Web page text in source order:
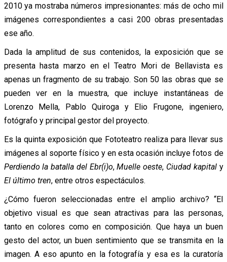
2010 ya mostraba números impresionantes: más de ocho mil
imágenes correspondientes a casi 200 obras presentadas
ese año.
Dada la amplitud de sus contenidos, la exposición que se
presenta hasta marzo en el Teatro Mori de Bellavista es
apenas un fragmento de su trabajo. Son 50 las obras que se
pueden ver en la muestra, que incluye instantáneas de
Lorenzo Mella, Pablo Quiroga y Elio Frugone, ingeniero,
fotógrafo y principal gestor del proyecto.
Es la quinta exposición que Fototeatro realiza para llevar sus
imágenes al soporte físico y en esta ocasión incluye fotos de
Perdiendo la batalla del Ebr(i)o,Muelle oeste, Ciudad kapitaly
El último tren, entre otros espectáculos.
¿Cómo fueron seleccionadas entre el amplio archivo? “El
objetivo visual es que sean atractivas para las personas,
tanto en colores como en composición. Que haya un buen
gesto del actor, un buen sentimiento que se transmita en la
imagen. A eso apunto en la fotografía y esa es la curatoría